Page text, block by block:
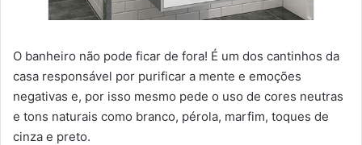
O banheiro não pode ficar de fora! É um dos cantinhos da
casa responsável por purificar a mente e emoções
negativas e, por isso mesmo pede o uso de cores neutras
e tons naturais como branco, pérola, marfim, toques de
cinza e preto.